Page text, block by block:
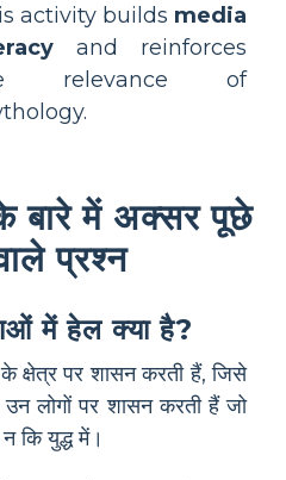
activity builds media
and reinforces
relevance of
बारे में अक्सर पूछे
प्रश्न
में हेल क्या है?
क्षेत्र पर शासन करती हैं, जिसे
लोगों पर शासन करती हैं जो
कि युद्ध में।